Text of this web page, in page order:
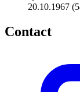
20.10.1967
Contact